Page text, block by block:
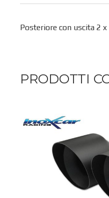
Posteriore con uscita 2 x
PRODOTTI